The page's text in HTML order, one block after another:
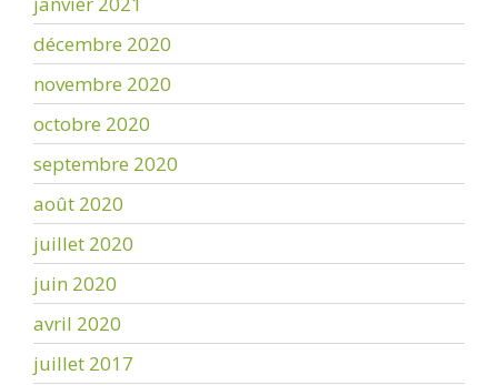
décembre 2020
novembre 2020
octobre 2020
septembre 2020
août 2020
juillet 2020
juin 2020
avril 2020
juillet 2017